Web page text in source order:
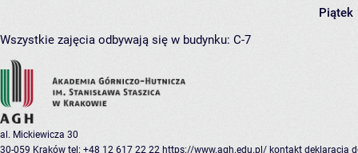
Piątek
Wszystkie zajęcia odbywają się w budynku: C-7
al. Mickiewicza 30
30-059 Kraków tel: +48 12 617 22 22 https://www.agh.edu.pl/ kontakt deklaracja